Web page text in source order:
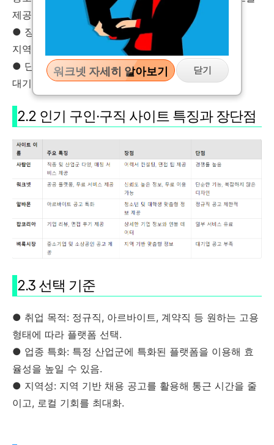
제공.
● 장점
지역 기반의 맞춤형 정보.
● 단점
대기업 공고는 적음.
2.2 인기 구인·구직 사이트 특징과 장단점
2.3 선택 기준
● 취업 목적: 정규직, 아르바이트, 계약직 등 원하는 고용
형태에 따라 플랫폼 선택.
● 업종 특화: 특정 산업군에 특화된 플랫폼을 이용해 효
율성을 높일 수 있음.
● 지역성: 지역 기반 채용 공고를 활용해 통근 시간을 줄
이고, 로컬 기회를 최대화.
워크넷 자세히 알아보기 닫기